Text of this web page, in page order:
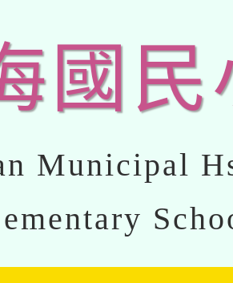
國民
Municipal
ementary